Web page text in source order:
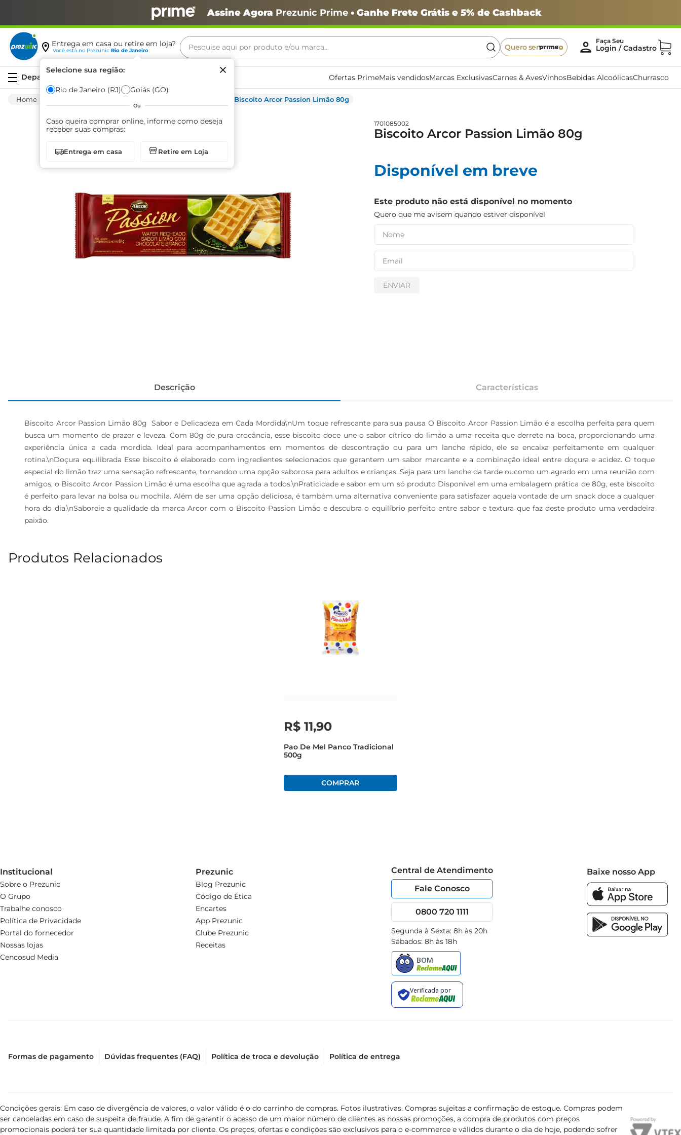
Assine Agora Prezunic Prime• Ganhe Frete Grátis e 5% de Cashback
Entrega em casa ou retire em loja?
Você está no Prezunic Rio de Janeiro
Selecione sua região:
Rio de Janeiro (RJ) Goiás (GO)
Ou
Caso queira comprar online, informe como deseja
receber suas compras:
Entrega em casa Retire em Loja
Pesquise aqui por produto e/ou marca...
Quero ser
Ofertas PrimeMais vendidosMarcas ExclusivasCarnes & AvesVinhosBebidas AlcoólicasChurrasco
Biscoito Arcor Passion Limão 80g
1701085002
Biscoito Arcor Passion Limão 80g
Disponível em breve
Este produto não está disponível no momento
Quero que me avisem quando estiver disponível
ENVIAR
Descrição Características
Biscoito Arcor Passion Limão 80g  Sabor e Delicadeza em Cada Mordida\nUm toque refrescante para sua pausa O Biscoito Arcor Passion Limão é a escolha perfeita para quem
busca um momento de prazer e leveza. Com 80g de pura crocância, esse biscoito doce une o sabor cítrico do limão a uma receita que derrete na boca, proporcionando uma
experiência única a cada mordida. Ideal para acompanhamentos em momentos de descontração ou para um lanche rápido, ele se encaixa perfeitamente em qualquer
rotina.\nDoçura equilibrada Esse biscoito é elaborado com ingredientes selecionados que garantem um sabor marcante e a combinação ideal entre doçura e acidez. O toque
especial do limão traz uma sensação refrescante, tornandoo uma opção saborosa para adultos e crianças. Seja para um lanche da tarde oucomo um agrado em uma reunião com
amigos, o Biscoito Arcor Passion Limão é uma escolha que agrada a todos.\nPraticidade e sabor em um só produto Disponível em uma embalagem prática de 80g, este biscoito
é perfeito para levar na bolsa ou mochila. Além de ser uma opção deliciosa, é também uma alternativa conveniente para satisfazer aquela vontade de um snack doce a qualquer
hora do dia.\nSaboreie a qualidade da marca Arcor com o Biscoito Passion Limão e descubra o equilíbrio perfeito entre sabor e textura que faz deste produto uma verdadeira
paixão.
Produtos Relacionados
R$ 11,90
Pao De Mel Panco Tradicional
500g
Institucional
Sobre o Prezunic
O Grupo
Trabalhe conosco
Política de Privacidade
Portal do fornecedor
Nossas lojas
Cencosud Media
Prezunic
Blog Prezunic
Código de Ética
Encartes
App Prezunic
Clube Prezunic
Receitas
Central de Atendimento
Fale Conosco
0800 720 1111
Segunda à Sexta: 8h às 20h
Sábados: 8h às 18h
Baixe nosso App
Formas de pagamento Dúvidas frequentes (FAQ) Política de troca e devolução Política de entrega
Condições gerais: Em caso de divergência de valores, o valor válido é o do carrinho de compras. Fotos ilustrativas. Compras sujeitas a confirmação de estoque. Compras podem
ser canceladas em caso de suspeita de fraude. A fim de garantir o acesso de um maior número de clientes as nossas promoções, a compra de produtos com preços
promocionais poderá ter sua quantidade limitada por cliente. Os preços, ofertas e condições são exclusivos para o e-commerce e válidos durante o dia de hoje, podendo sofrer
Termos mais buscados
café
biscoito
iogurte
papel higiênico
cerveja